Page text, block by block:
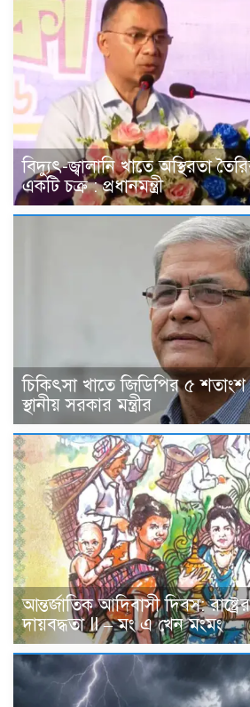
বিদ্যুৎ-জ্বালানি খাতে অস্থিরতা
একটি চক্র : প্রধানমন্ত্রী
চিকিৎসা খাতে জিডিপির ৫ শতাংশ
স্থানীয় সরকার মন্ত্রীর
আন্তর্জাতিক আদিবাসী দিবস:
দায়বদ্ধতা II – মং এ খেন মংমং